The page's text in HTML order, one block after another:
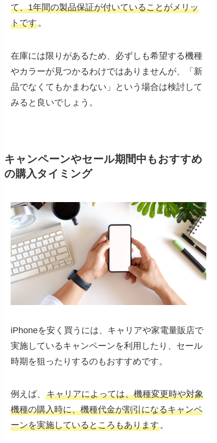
て、1年間の製品保証が付いていることがメリッ
トです。
在庫には限りがあるため、必ずしも希望する機種
やカラーが見つかるわけではありませんが、「新
品でなくてもかまわない」という場合は検討して
みると良いでしょう。
キャンペーンやセール期間中もおすすめ
の購入タイミング
iPhoneを安く買うには、キャリアや家電量販店で
実施しているキャンペーンを利用したり、セール
時期を狙ったりするのもおすすめです。
例えば、キャリアによっては、機種変更時や対象
機種の購入時に、機種代金が割引になるキャンペ
ーンを実施しているところもあります。